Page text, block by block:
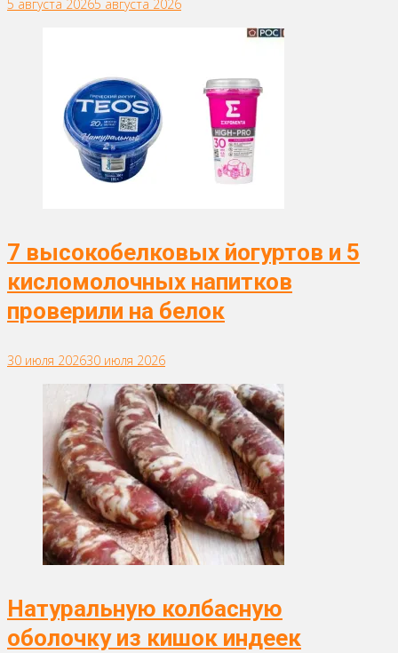
5 августа 20265 августа 2026
7 высокобелковых йогуртов и 5
кисломолочных напитков
проверили на белок
30 июля 202630 июля 2026
Натуральную колбасную
оболочку из кишок индеек